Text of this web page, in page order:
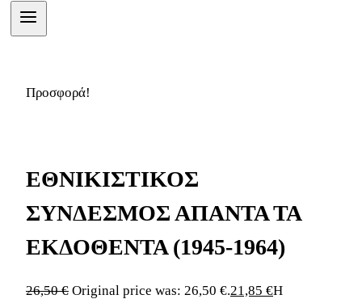
Προσφορά!
ΕΘΝΙΚΙΣΤΙΚΟΣ
ΣΥΝΔΕΣΜΟΣ ΑΠΑΝΤΑ ΤΑ
ΕΚΔΟΘΕΝΤΑ (1945-1964)
26,50€ Original price was: 26,50 €.21,85 €Η